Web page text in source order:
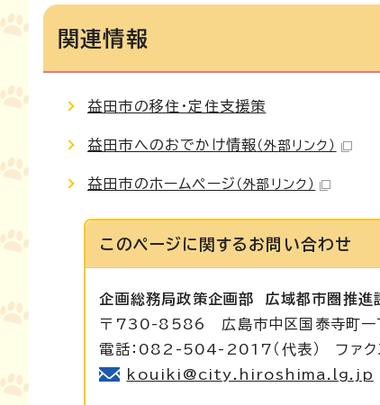
関連情報
益田市の移住・定住支援策
益田市へのおでかけ情報 （外部リンク）
益田市のホームページ （外部リンク）
このページに関する お問い合わせ
企画総務局政策企画部 広域都市圏推進
〒730-8586 広島市中区国泰寺町一
電話：082-504-2017（代表） ファ
kouiki@city.hiroshima.lg.jp